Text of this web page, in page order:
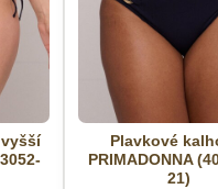
Plavkové
PRIMADONNA
21)